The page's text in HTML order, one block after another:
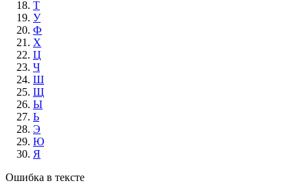
Т
У
Ф
Х
Ц
Ч
Ш
Щ
Ы
Ь
Э
Ю
Я
Ошибка в тексте